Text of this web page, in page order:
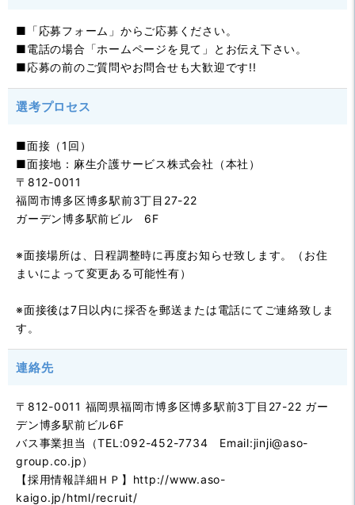
■「応募フォーム」からご応募ください。
■電話の場合「ホームページを見て」とお伝え下さい。
■応募の前のご質問やお問合せも大歓迎です!!
選考プロセス
■面接（1回）
■面接地：麻生介護サービス株式会社（本社）
〒812-0011
福岡市博多区博多駅前3丁目27-22
ガーデン博多駅前ビル 6F
※面接場所は、日程調整時に再度お知らせ致します。（お住
まいによって変更ある可能性有）
※面接後は7日以内に採否を郵送または電話にてご連絡致しま
す。
連絡先
〒812-0011 福岡県福岡市博多区博多駅前3丁目27-22 ガー
デン博多駅前ビル6F
バス事業担当（TEL:092-452-7734 Email:jinji@aso-
group.co.jp）
【採用情報詳細ＨＰ】http://www.aso-
kaigo.jp/html/recruit/